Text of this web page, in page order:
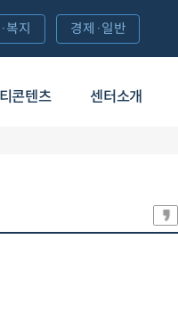
콘텐츠 센터소개
복지 경제·일반